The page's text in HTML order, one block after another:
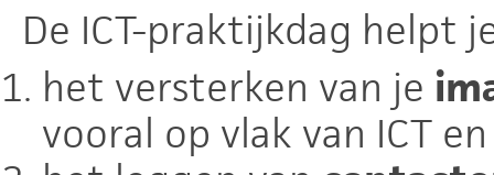
De ICT-praktijkdag helpt
het versterken van je
vooral op vlak van ICT